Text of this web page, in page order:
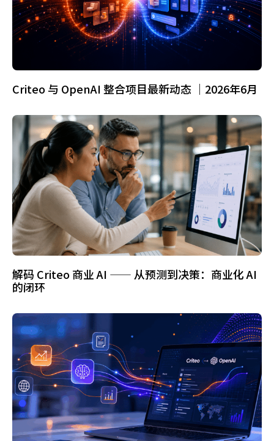
Criteo 与 OpenAI 整合项目最新动态 ｜2026年6月
解码 Criteo 商业 AI —— 从预测到决策：商业化 AI
的闭环